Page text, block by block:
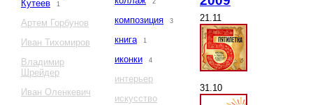
Кутеев
1
Артем Горбунов
Иван Тихомиров
Владимир
Шрейдер
Иван Оленкевич
2
композиция 3
книга 1
иконки 4
интерьер
искусство
21.11
31.10